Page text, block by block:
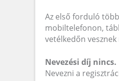
Az első forduló
mobiltelefonon,
vetélkedőn vesznek
Nevezési díj nincs.
Nevezni a